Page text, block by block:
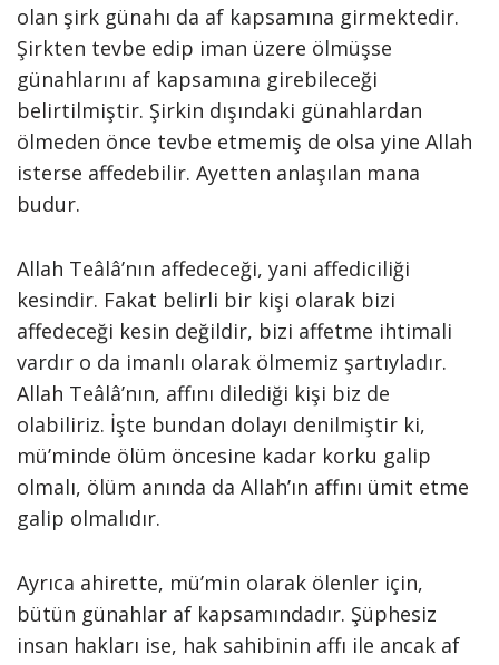
olan şirk günahı da af kapsamına girmektedir.
Şirkten tevbe edip iman üzere ölmüşse
günahlarını af kapsamına girebileceği
belirtilmiştir. Şirkin dışındaki günahlardan
ölmeden önce tevbe etmemiş de olsa yine Allah
isterse affedebilir. Ayetten anlaşılan mana
budur.
Allah Teâlâ’nın affedeceği, yani affediciliği
kesindir. Fakat belirli bir kişi olarak bizi
affedeceği kesin değildir, bizi affetme ihtimali
vardır o da imanlı olarak ölmemiz şartıyladır.
Allah Teâlâ’nın, affını dilediği kişi biz de
olabiliriz. İşte bundan dolayı denilmiştir ki,
mü’minde ölüm öncesine kadar korku galip
olmalı, ölüm anında da Allah’ın affını ümit etme
galip olmalıdır.
Ayrıca ahirette, mü’min olarak ölenler için,
bütün günahlar af kapsamındadır. Şüphesiz
insan hakları ise, hak sahibinin affı ile ancak af